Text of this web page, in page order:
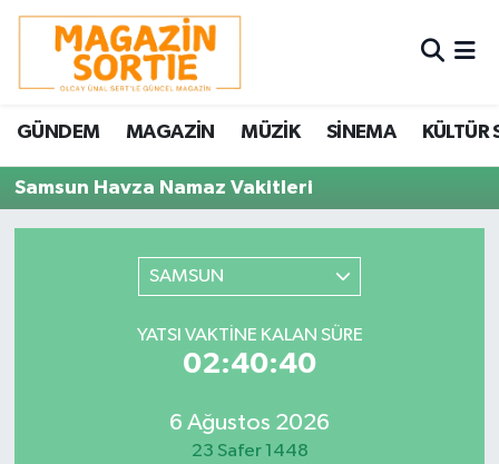
GÜNDEM MAGAZİN MÜZİK SİNEMA KÜLTÜR
Samsun Havza Namaz Vakitleri
SAMSUN
YATSI VAKTINE KALAN SÜRE
02:40:40
6 Ağustos 2026
23 Safer 1448
Nöbetçi Eczaneler
Hava Durumu
Trafik Durumu
Süper Lig Puan Durumu ve Fikstür
Son Dakika Haberleri